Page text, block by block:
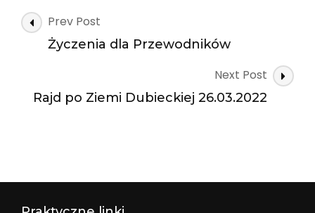
Post
Navigation
Prev Post
Życzenia dla Przewodników
Next Post
Rajd po Ziemi Dubieckiej 26.03.2022